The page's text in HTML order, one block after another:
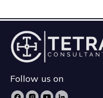
Follow us on